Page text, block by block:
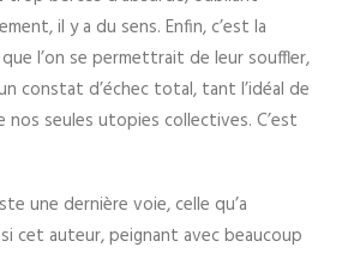
il y a du sens. Enfin, c’est la
l’on se permettrait de leur souffler,
constat d’échec total, tant l’idéal de
nos seules utopies collectives. C’est
une dernière voie, celle qu’a
cet auteur, peignant avec beaucoup